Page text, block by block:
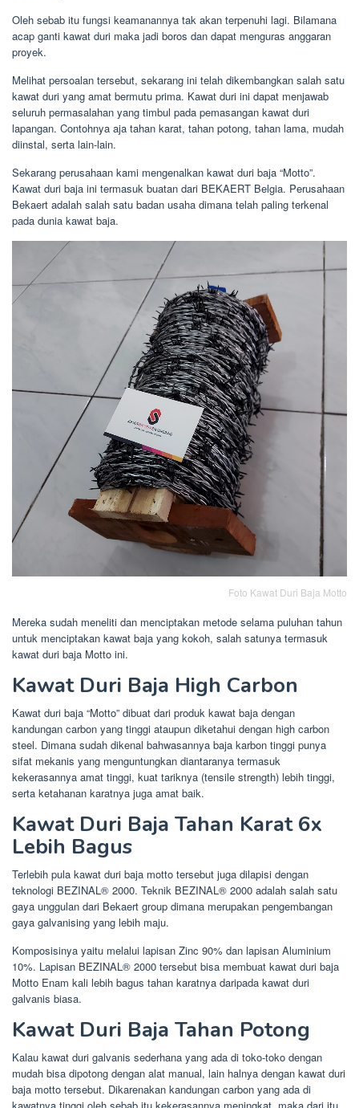
Oleh sebab itu fungsi keamanannya tak akan terpenuhi lagi. Bilamana
acap ganti kawat duri maka jadi boros dan dapat menguras anggaran
proyek.
Melihat persoalan tersebut, sekarang ini telah dikembangkan salah satu
kawat duri yang amat bermutu prima. Kawat duri ini dapat menjawab
seluruh permasalahan yang timbul pada pemasangan kawat duri
lapangan. Contohnya aja tahan karat, tahan potong, tahan lama, mudah
diinstal, serta lain-lain.
Sekarang perusahaan kami mengenalkan kawat duri baja “Motto”.
Kawat duri baja ini termasuk buatan dari BEKAERT Belgia. Perusahaan
Bekaert adalah salah satu badan usaha dimana telah paling terkenal
pada dunia kawat baja.
Foto Kawat Duri Baja Motto
Mereka sudah meneliti dan menciptakan metode selama puluhan tahun
untuk menciptakan kawat baja yang kokoh, salah satunya termasuk
kawat duri baja Motto ini.
Kawat Duri Baja High Carbon
Kawat duri baja “Motto” dibuat dari produk kawat baja dengan
kandungan carbon yang tinggi ataupun diketahui dengan high carbon
steel. Dimana sudah dikenal bahwasannya baja karbon tinggi punya
sifat mekanis yang menguntungkan diantaranya termasuk
kekerasannya amat tinggi, kuat tariknya (tensile strength) lebih tinggi,
serta ketahanan karatnya juga amat baik.
Kawat Duri Baja Tahan Karat 6x
Lebih Bagus
Terlebih pula kawat duri baja motto tersebut juga dilapisi dengan
teknologi BEZINAL® 2000. Teknik BEZINAL® 2000 adalah salah satu
gaya unggulan dari Bekaert group dimana merupakan pengembangan
gaya galvanising yang lebih maju.
Komposisinya yaitu melalui lapisan Zinc 90% dan lapisan Aluminium
10%. Lapisan BEZINAL® 2000 tersebut bisa membuat kawat duri baja
Motto Enam kali lebih bagus tahan karatnya daripada kawat duri
galvanis biasa.
Kawat Duri Baja Tahan Potong
Kalau kawat duri galvanis sederhana yang ada di toko-toko dengan
mudah bisa dipotong dengan alat manual, lain halnya dengan kawat duri
baja motto tersebut. Dikarenakan kandungan carbon yang ada di
kawatnya tinggi oleh sebab itu kekerasannya meningkat, maka dari itu